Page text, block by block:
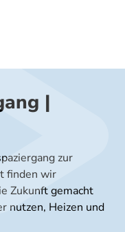
|
zur
finden wir
Zukunft gemacht
nutzen, Heizen und